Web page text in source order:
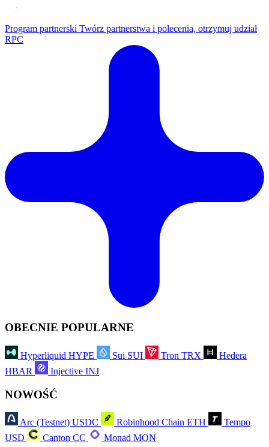
Program partnerski Twórz partnerstwa i polecenia, otrzymuj udział
RPC
OBECNIE POPULARNE
Hyperliquid HYPE Sui SUI Tron TRX
Hedera
HBAR
Injective INJ
NOWOŚĆ
Arc (Testnet) USDC Robinhood Chain ETH
Tempo
USD
Canton CC Monad MON